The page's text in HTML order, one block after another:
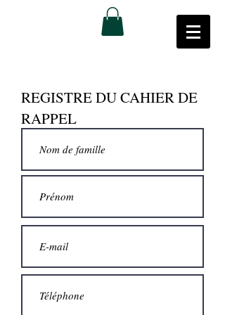
REGISTRE DU CAHIER DE
RAPPEL